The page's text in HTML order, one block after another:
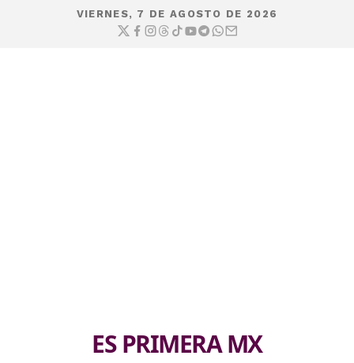
VIERNES, 7 DE AGOSTO DE 2026
ES PRIMERA MX